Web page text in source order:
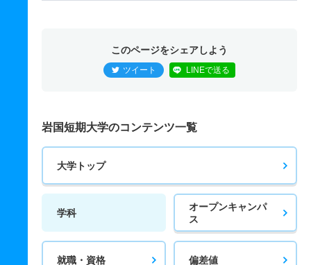
このページをシェアしよう
ツイート LINEで送る
岩国短期大学のコンテンツ一覧
大学トップ
学科
オープンキャンパ
ス
就職・資格 偏差値